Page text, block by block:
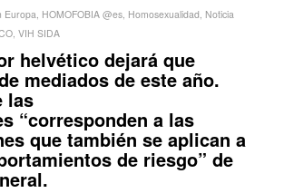
Europa, HOMOFOBIA @es, Homosexualidad, Noticia
, VIH SIDA
helvético dejará que
mediados de este año.
las
“corresponden a las
que también se aplican a
de riesgo” de